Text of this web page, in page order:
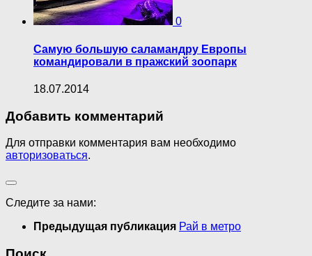
0
Самую большую саламандру Европы
командировали в пражский зоопарк
18.07.2014
Добавить комментарий
Для отправки комментария вам необходимо
авторизоваться.
Следите за нами:
Предыдущая публикация Рай в метро